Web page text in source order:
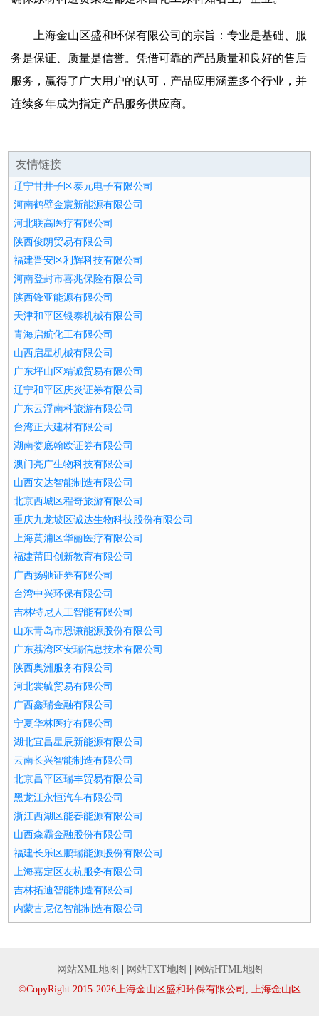
上海金山区盛和环保有限公司的宗旨：专业是基础、服
务是保证、质量是信誉。凭借可靠的产品质量和良好的售后
服务，赢得了广大用户的认可，产品应用涵盖多个行业，并
连续多年成为指定产品服务供应商。
友情链接
辽宁甘井子区泰元电子有限公司
河南鹤壁金宸新能源有限公司
河北联高医疗有限公司
陕西俊朗贸易有限公司
福建晋安区利辉科技有限公司
河南登封市喜兆保险有限公司
陕西锋亚能源有限公司
天津和平区银泰机械有限公司
青海启航化工有限公司
山西启星机械有限公司
广东坪山区精诚贸易有限公司
辽宁和平区庆炎证券有限公司
广东云浮南科旅游有限公司
台湾正大建材有限公司
湖南娄底翰欧证券有限公司
澳门亮广生物科技有限公司
山西安达智能制造有限公司
北京西城区程奇旅游有限公司
重庆九龙坡区诚达生物科技股份有限公司
上海黄浦区华丽医疗有限公司
福建莆田创新教育有限公司
广西扬驰证券有限公司
台湾中兴环保有限公司
吉林特尼人工智能有限公司
山东青岛市恩谦能源股份有限公司
广东荔湾区安瑞信息技术有限公司
陕西奥洲服务有限公司
河北裳毓贸易有限公司
广西鑫瑞金融有限公司
宁夏华林医疗有限公司
湖北宜昌星辰新能源有限公司
云南长兴智能制造有限公司
北京昌平区瑞丰贸易有限公司
黑龙江永恒汽车有限公司
浙江西湖区能春能源有限公司
山西森霸金融股份有限公司
福建长乐区鹏瑞能源股份有限公司
上海嘉定区友杭服务有限公司
吉林拓迪智能制造有限公司
内蒙古尼亿智能制造有限公司
网站XML地图 网站TXT地图
网站HTML地图
©CopyRight 2015-2026上海金山区盛和环保有限公司, 上海金山区